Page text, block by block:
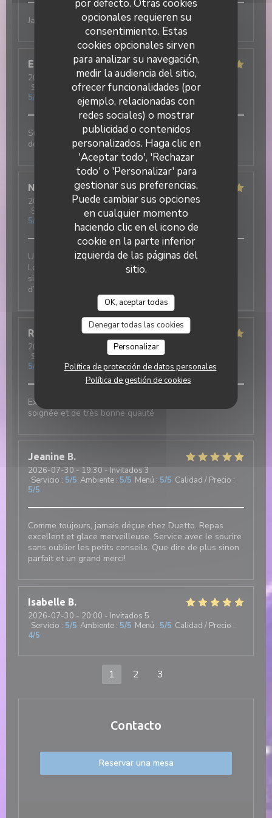
por defecto. Otras cookies
opcionales requieren su
consentimiento. Estas
cookies opcionales sirven
para analizar su navegación,
medir la audiencia del sitio,
ofrecer funcionalidades (por
ejemplo, relacionadas con
redes sociales) o mostrar
publicidad o contenidos
personalizados. Haga clic en
'Aceptar todo', 'Rechazar
todo' o 'Personalizar' para
gestionar sus preferencias.
Puede cambiar sus opciones
en cualquier momento
haciendo clic en el icono de
cookie en la parte inferior
izquierda de las páginas del
sitio.
OK, aceptar todas
Denegar todas las cookies
Personalizar
Política de protección de datos personales
Política de gestión de cookies
Jamais déçu !! Excellent
Elisa
2026-07-31
- 19:30 - Invitados 3
Servicio
/5 Ambiente: 5/5 Menú: 5/5 Calidad / Precio
5/5
Super ambiance, service impeccable et tout est
délicieux !!!
Nicolas
2026-07-31- 12:30 - Invitados 2
Servicio
Ambiente:5 /5 Menú: 5/5 Calidad / Precio
5/5
Une excellente adresse italienne au cœur du village !
Les plats sont délicieux et le service est tout
simplement incroyable : chaleureux, attentionné et
d’une grande gentillesse.
Robert
2026-07-31
- 12:00 - Invitados 3
Servicio
Ambiente:5/5 Menú:5/5
5/5
Excellent et authentique restaurant italien. Cuisine
soignée et de très bonne qualité
Jeanine B
2026-07-30 - 19:30 - Invitados 3
Servicio : 5/5 Ambiente : 5/5 Menú : 5/5 Calidad / Precio :
5/5
Comme toujours, jamais déçue chez Duetto. Repas
excellent et glace merveilleuse. Service avec le sourire
sans oublier les petits conseils. Que dire de plus sinon
parfait et un grand merci!
Isabelle B
2026-07-30 - 20:00 - Invitados 5
Servicio : 5/5 Ambiente : 5/5 Menú : 5/5 Calidad / Precio :
4/5
1 2 3
Contacto
Reservar una mesa
DUETTO